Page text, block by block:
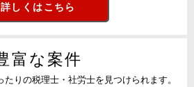
詳しくはこちら
富な案件
りの税理士・社労士を見つけられます。